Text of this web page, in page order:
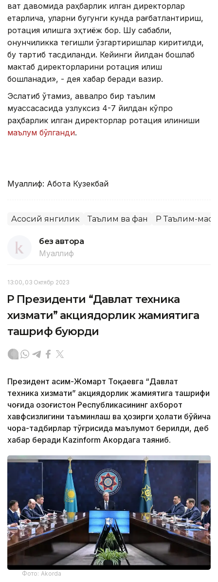
вақт давомида раҳбарлик қилган директорлар
етарлича, уларни бугунги кунда рағбатлантириш,
ротация қилишга эҳтиёж бор. Шу сабабли,
қонунчиликка тегишли ўзгартиришлар киритилди,
бу тартиб тасдиқланди. Кейинги йилдан бошлаб
мактаб директорларини ротация қилиш
бошланади», - дея хабар беради вазир.
Эслатиб ўтамиз, аввалроқ бир таълим
муассасасида узлуксиз 4-7 йилдан кўпроқ
раҳбарлик қилган директорлар ротация қилиниши
маълум бўлганди.
Муаллиф: Ақбота Кузекбай
Асосий янгилик Таълим ва фан ҚР Таълим-
без автора
Муаллиф
13:00, 03 Октябр 2023
ҚР Президенти “Давлат техника
хизмати” акциядорлик жамиятига
ташриф буюрди
Президент Қасим-Жомарт Тоқаевга “Давлат
техника хизмати” акциядорлик жамиятига ташрифи
чоғида Қозоғистон Республикасининг ахборот
хавфсизлигини таъминлаш ва ҳозирги ҳолати бўйича
чора-тадбирлар тўғрисида маълумот берилди, деб
хабар беради Каzinform Акордага таяниб.
Фото: Akorda